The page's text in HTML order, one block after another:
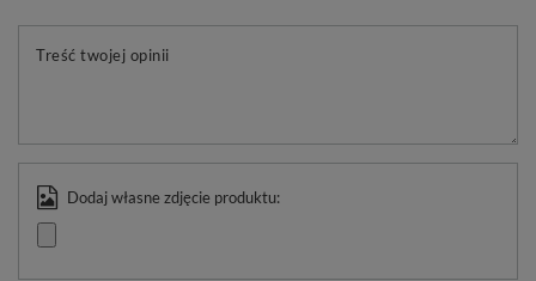
Treść twojej opinii
Dodaj własne zdjęcie produktu: